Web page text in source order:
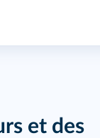
et des